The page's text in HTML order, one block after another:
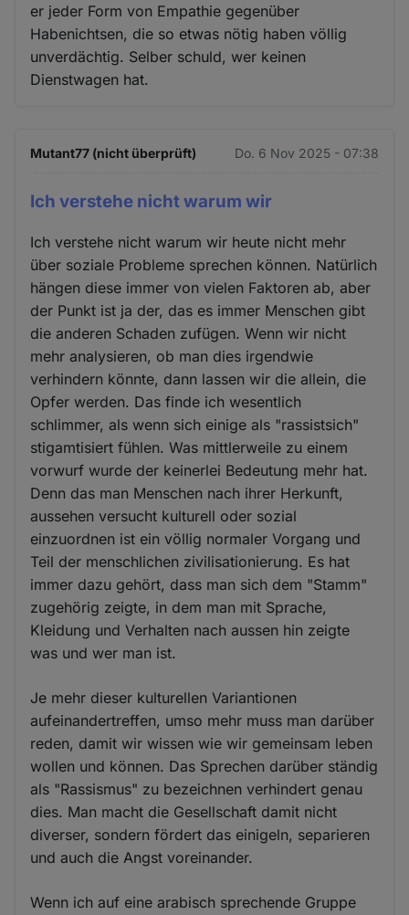
er jeder Form von Empathie gegenüber
Habenichtsen, die so etwas nötig haben völlig
unverdächtig. Selber schuld, wer keinen
Dienstwagen hat.
Mutant77 (nicht überprüft) Do. 6 Nov 2025 - 07:38
Ich verstehe nicht warum wir
Ich verstehe nicht warum wir heute nicht mehr
über soziale Probleme sprechen können. Natürlich
hängen diese immer von vielen Faktoren ab, aber
der Punkt ist ja der, das es immer Menschen gibt
die anderen Schaden zufügen. Wenn wir nicht
mehr analysieren, ob man dies irgendwie
verhindern könnte, dann lassen wir die allein, die
Opfer werden. Das finde ich wesentlich
schlimmer, als wenn sich einige als "rassistsich"
stigamtisiert fühlen. Was mittlerweile zu einem
vorwurf wurde der keinerlei Bedeutung mehr hat.
Denn das man Menschen nach ihrer Herkunft,
aussehen versucht kulturell oder sozial
einzuordnen ist ein völlig normaler Vorgang und
Teil der menschlichen zivilisationierung. Es hat
immer dazu gehört, dass man sich dem "Stamm"
zugehörig zeigte, in dem man mit Sprache,
Kleidung und Verhalten nach aussen hin zeigte
was und wer man ist.
Je mehr dieser kulturellen Variantionen
aufeinandertreffen, umso mehr muss man darüber
reden, damit wir wissen wie wir gemeinsam leben
wollen und können. Das Sprechen darüber ständig
als "Rassismus" zu bezeichnen verhindert genau
dies. Man macht die Gesellschaft damit nicht
diverser, sondern fördert das einigeln, separieren
und auch die Angst voreinander.
Wenn ich auf eine arabisch sprechende Gruppe